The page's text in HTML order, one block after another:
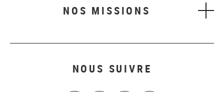
NOS MISSIONS
NOUS SUIVRE